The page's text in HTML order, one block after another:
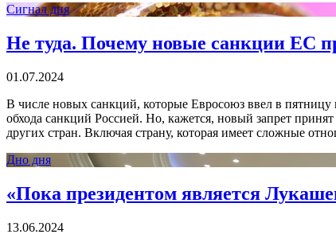
Сигнал дня
Не туда. Почему новые санкции ЕС
01.07.2024
В числе новых санкций, которые Евросоюз ввел в пятницу
обхода санкций Россией. Но, кажется, новый запрет
других стран. Включая страну, которая имеет сложные
Дно дня
«Пока президентом является
13.06.2024